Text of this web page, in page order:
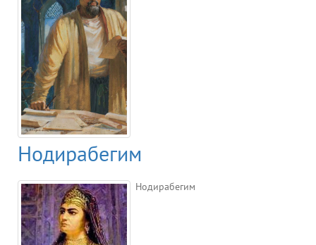
Нодирабегим
Нодирабегим